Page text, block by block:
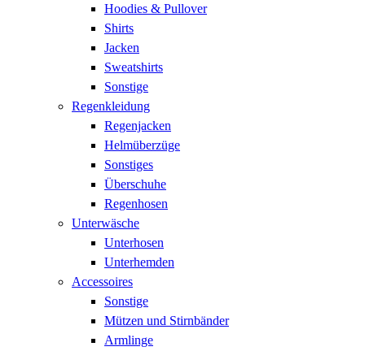
Hoodies & Pullover
Shirts
Jacken
Sweatshirts
Sonstige
Regenkleidung
Regenjacken
Helmüberzüge
Sonstiges
Überschuhe
Regenhosen
Unterwäsche
Unterhosen
Unterhemden
Accessoires
Sonstige
Mützen und Stirnbänder
Armlinge